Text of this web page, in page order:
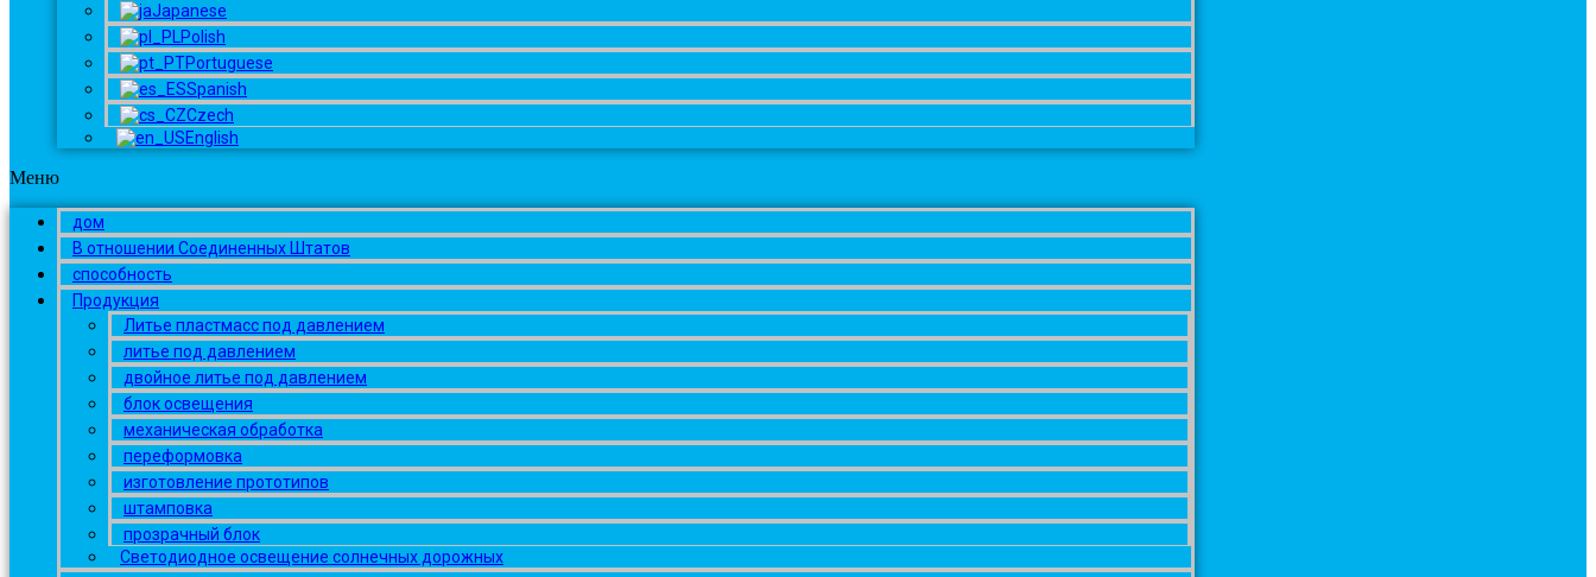
Japanese
Polish
Portuguese
Spanish
Czech
English
Меню
дом
В отношении Соединенных Штатов
способность
Продукция
Литье пластмасс под давлением
литье под давлением
двойное литье под давлением
блок освещения
механическая обработка
переформовка
изготовление прототипов
штамповка
прозрачный блок
Светодиодное освещение солнечных дорожных